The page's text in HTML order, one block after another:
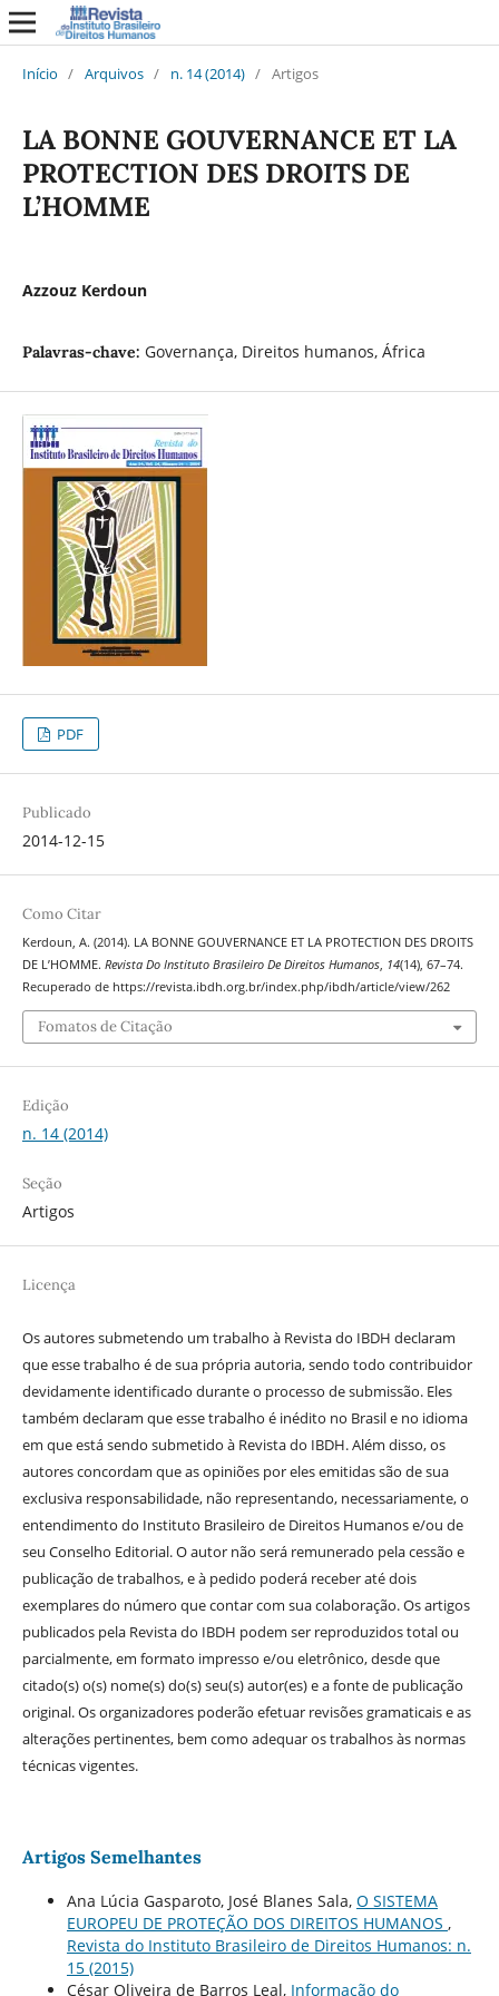
Início / Arquivos / n. 14 (2014) / Artigos
LA BONNE GOUVERNANCE ET LA
PROTECTION DES DROITS DE
L’HOMME
Azzouz Kerdoun
Palavras-chave: Governança, Direitos humanos, África
PDF
Publicado
2014-12-15
Como Citar
Kerdoun, A. (2014). LA BONNE GOUVERNANCE ET LA PROTECTION DES DROITS
DE L’HOMME. Revista Do Instituto Brasileiro De Direitos Humanos, 14(14), 67–74.
Recuperado de https://revista.ibdh.org.br/index.php/ibdh/article/view/262
Fomatos de Citação
Edição
n. 14 (2014)
Seção
Artigos
Licença
Os autores submetendo um trabalho à Revista do IBDH declaram
que esse trabalho é de sua própria autoria, sendo todo contribuidor
devidamente identificado durante o processo de submissão. Eles
também declaram que esse trabalho é inédito no Brasil e no idioma
em que está sendo submetido à Revista do IBDH. Além disso, os
autores concordam que as opiniões por eles emitidas são de sua
exclusiva responsabilidade, não representando, necessariamente, o
entendimento do Instituto Brasileiro de Direitos Humanos e/ou de
seu Conselho Editorial. O autor não será remunerado pela cessão e
publicação de trabalhos, e à pedido poderá receber até dois
exemplares do número que contar com sua colaboração. Os artigos
publicados pela Revista do IBDH podem ser reproduzidos total ou
parcialmente, em formato impresso e/ou eletrônico, desde que
citado(s) o(s) nome(s) do(s) seu(s) autor(es) e a fonte de publicação
original. Os organizadores poderão efetuar revisões gramaticais e as
alterações pertinentes, bem como adequar os trabalhos às normas
técnicas vigentes.
Artigos Semelhantes
Ana Lúcia Gasparoto, José Blanes Sala, O SISTEMA
EUROPEU DE PROTEÇÃO DOS DIREITOS HUMANOS ,
Revista do Instituto Brasileiro de Direitos Humanos: n.
15 (2015)
César Oliveira de Barros Leal, Informação do